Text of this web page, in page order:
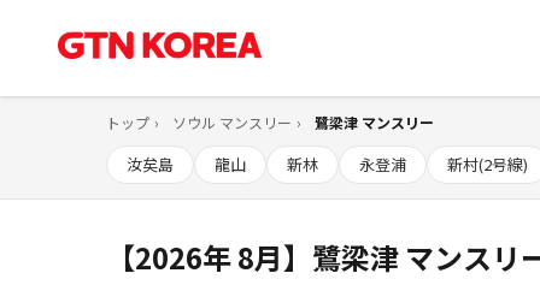
トップ ソウル マンスリー 鷺梁津 マンスリー
汝矣島 龍山 新林 永登浦 新村(2号線)
【2026年 8月】鷺梁津 マンス